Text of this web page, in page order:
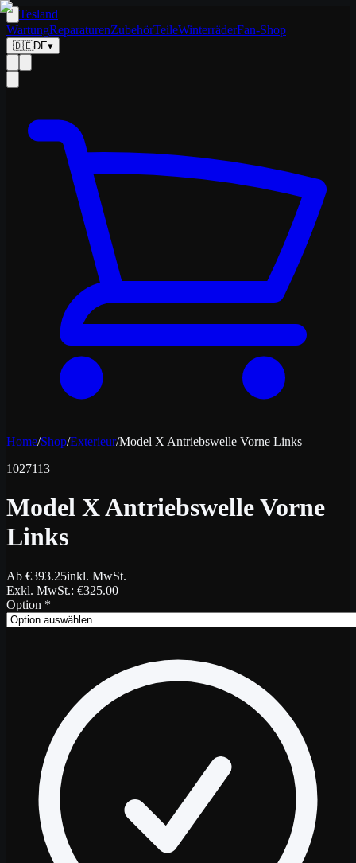
Tesland
WartungReparaturenZubehörTeileWinterräderFan-Shop
🇩🇪DE▾
Home/Shop/Exterieur/Model X Antriebswelle Vorne Links
1027113
Model X Antriebswelle Vorne
Links
Ab €393.25inkl. MwSt.
Exkl. MwSt.: €325.00
Option *